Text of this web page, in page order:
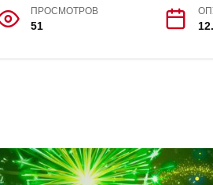
ПРОСМОТРОВ
51